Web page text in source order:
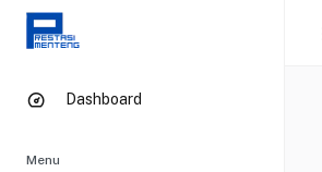
Dashboard
Menu